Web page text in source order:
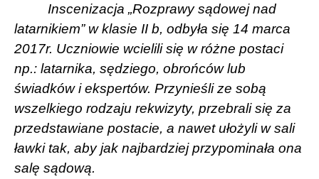
Inscenizacja „Rozprawy sądowej nad
latarnikiem” w klasie II b, odbyła się 14 marca
2017r. Uczniowie wcielili się w różne postaci
np.: latarnika, sędziego, obrońców lub
świadków i ekspertów. Przynieśli ze sobą
wszelkiego rodzaju rekwizyty, przebrali się za
przedstawiane postacie, a nawet ułożyli w sali
ławki tak, aby jak najbardziej przypominała ona
salę sądową.